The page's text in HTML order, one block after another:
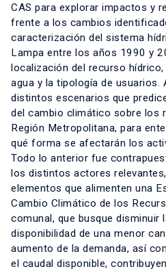
CAS para explorar impactos y
frente a los cambios
caracterización del sistema
Lampa entre los años 1990 y
localización del recurso
agua y la tipología de usuarios.
distintos escenarios que
del cambio climático sobre los
Región Metropolitana, para
qué forma se afectarán los
Todo lo anterior fue
los distintos actores
elementos que alimenten una
Cambio Climático de los
comunal, que busque disminuir
disponibilidad de una menor
aumento de la demanda, así
el caudal disponible,